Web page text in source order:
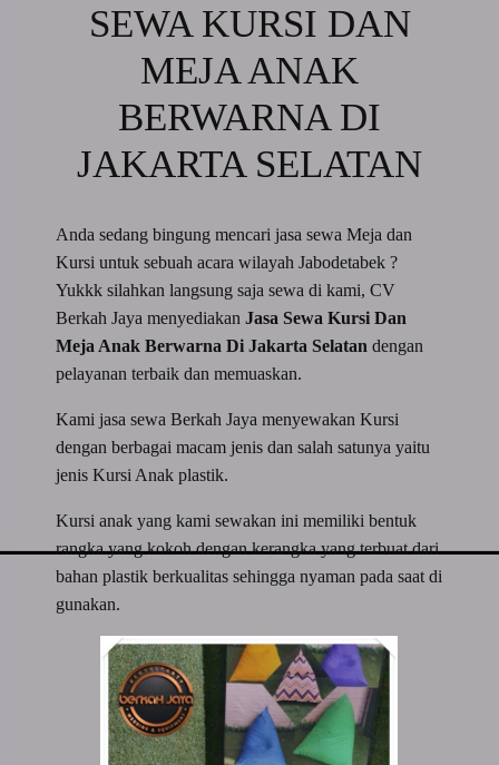
SEWA KURSI DAN
MEJA ANAK
BERWARNA DI
JAKARTA SELATAN
Anda sedang bingung mencari jasa sewa Meja dan
Kursi untuk sebuah acara wilayah Jabodetabek ?
Yukkk silahkan langsung saja sewa di kami, CV
Berkah Jaya menyediakanJasa Sewa Kursi Dan
Meja Anak Berwarna Di Jakarta Selatandengan
pelayanan terbaik dan memuaskan.
Kami jasa sewa Berkah Jaya menyewakan Kursi
dengan berbagai macam jenis dan salah satunya yaitu
jenis Kursi Anak plastik.
Kursi anak yang kami sewakan ini memiliki bentuk
rangka yang kokoh dengan kerangka yang terbuat dari
bahan plastik berkualitas sehingga nyaman pada saat di
gunakan.